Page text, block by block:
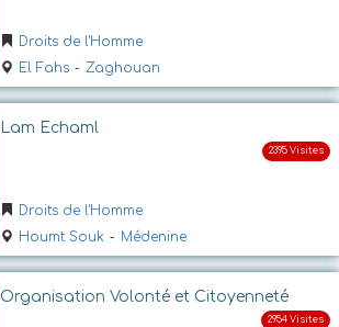
Droits de l'Homme
El Fahs - Zaghouan
Lam Echaml
Droits de l'Homme
Houmt Souk - Médenine
Organisation Volonté et Citoyenneté